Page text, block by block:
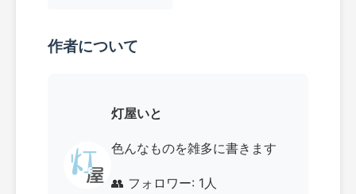
作者について
灯屋いと
色んなものを雑多に書きます
👥 フォロワー: 1人